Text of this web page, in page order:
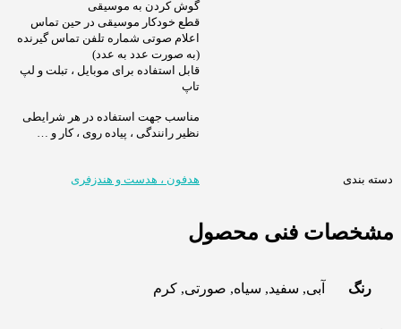
گوش کردن به موسیقی
قطع خودکار موسیقی در حین تماس
اعلام صوتی شماره تلفن تماس گیرنده
(به صورت عدد به عدد)
قابل استفاده برای موبایل ، تبلت و لپ
تاپ
مناسب جهت استفاده در هر شرایطی
نظیر رانندگی ، پیاده روی ، کار و …
دسته بندی هدفون ، هدست و هندزفری
مشخصات فنی محصول
رنگ آبی, سفید, سیاه, صورتی, کرم